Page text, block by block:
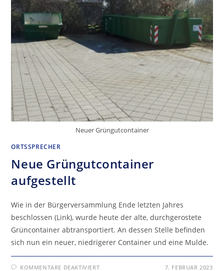
Neuer Grüngutcontainer
ORTSSPRECHER
Neue Grüngutcontainer
aufgestellt
Wie in der Bürgerversammlung Ende letzten Jahres
beschlossen (Link), wurde heute der alte, durchgerostete
Grüncontainer abtransportiert. An dessen Stelle befinden
sich nun ein neuer, niedrigerer Container und eine Mulde.
KOMMENTARE DEAKTIVIERTFÜR 7. FEBRUAR 2023